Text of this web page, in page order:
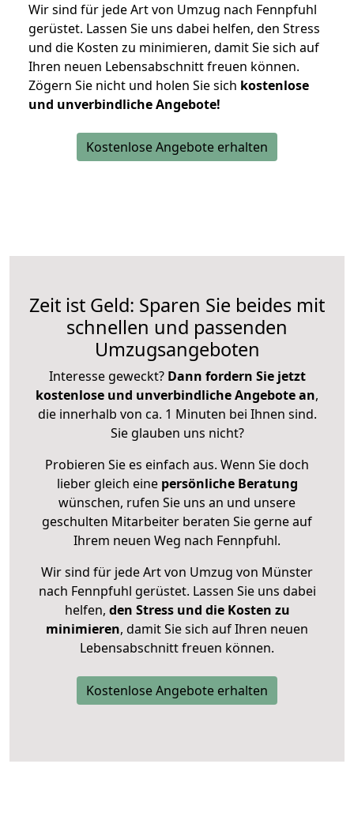
Wir sind für jede Art von Umzug nach Fennpfuhl
gerüstet. Lassen Sie uns dabei helfen, den Stress
und die Kosten zu minimieren, damit Sie sich auf
Ihren neuen Lebensabschnitt freuen können.
Zögern Sie nicht und holen Sie sich kostenlose
und unverbindliche Angebote!
Kostenlose Angebote erhalten
Zeit ist Geld: Sparen Sie beides mit
schnellen und passenden
Umzugsangeboten
Interesse geweckt? Dann fordern Sie jetzt
kostenlose und unverbindliche Angebote an,
die innerhalb von ca. 1 Minuten bei Ihnen sind.
Sie glauben uns nicht?
Probieren Sie es einfach aus. Wenn Sie doch
lieber gleich eine persönliche Beratung
wünschen, rufen Sie uns an und unsere
geschulten Mitarbeiter beraten Sie gerne auf
Ihrem neuen Weg nach Fennpfuhl.
Wir sind für jede Art von Umzug von Münster
nach Fennpfuhl gerüstet. Lassen Sie uns dabei
helfen, den Stress und die Kosten zu
minimieren, damit Sie sich auf Ihren neuen
Lebensabschnitt freuen können.
Kostenlose Angebote erhalten